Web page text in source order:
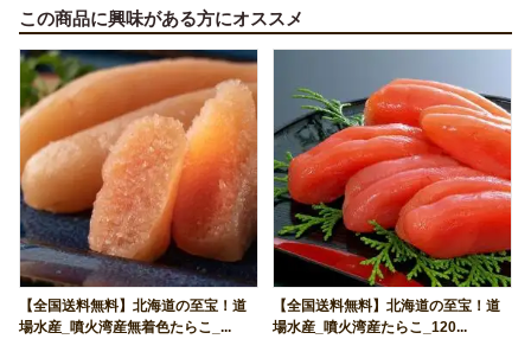
この商品に興味がある方にオススメ
【全国送料無料】北海道の至宝！道
場水産_噴火湾産無着色たらこ_...
【全国送料無料】北海道の至宝！道
場水産_噴火湾産たらこ_120...